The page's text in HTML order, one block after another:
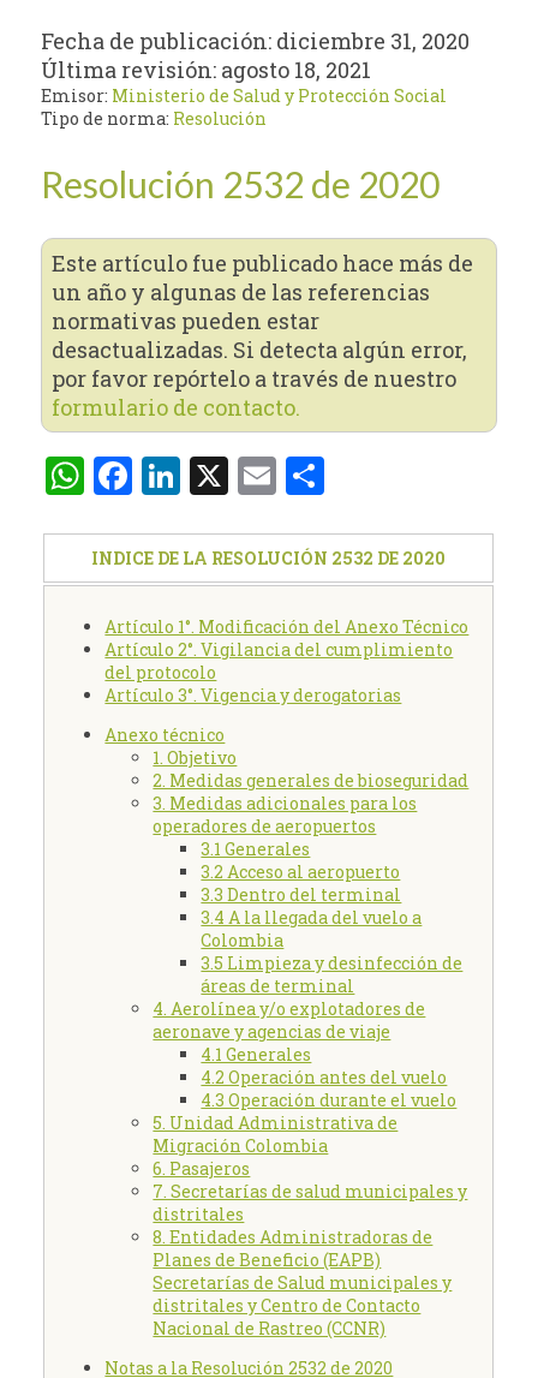
Fecha de publicación: diciembre 31, 2020
Última revisión: agosto 18, 2021
Emisor: Ministerio de Salud y Protección Social
Tipo de norma: Resolución
Resolución 2532 de 2020
Este artículo fue publicado hace más de
un año y algunas de las referencias
normativas pueden estar
desactualizadas. Si detecta algún error,
por favor repórtelo a través de nuestro
formulario de contacto.
WhatsApp
Facebook
LinkedIn
X Email
INDICE DE LA RESOLUCIÓN 2532 DE 2020
Artículo 1°. Modificación del Anexo Técnico
Artículo 2°. Vigilancia del cumplimiento
del protocolo
Artículo 3°. Vigencia y derogatorias
Anexo técnico
1. Objetivo
2. Medidas generales de bioseguridad
3. Medidas adicionales para los
operadores de aeropuertos
3.1 Generales
3.2 Acceso al aeropuerto
3.3 Dentro del terminal
3.4 A la llegada del vuelo a
Colombia
3.5 Limpieza y desinfección de
áreas de terminal
4. Aerolínea y/o explotadores de
aeronave y agencias de viaje
4.1 Generales
4.2 Operación antes del vuelo
4.3 Operación durante el vuelo
5. Unidad Administrativa de
Migración Colombia
6. Pasajeros
7. Secretarías de salud municipales y
distritales
8. Entidades Administradoras de
Planes de Beneficio (EAPB)
Secretarías de Salud municipales y
distritales y Centro de Contacto
Nacional de Rastreo (CCNR)
Notas a la Resolución 2532 de 2020